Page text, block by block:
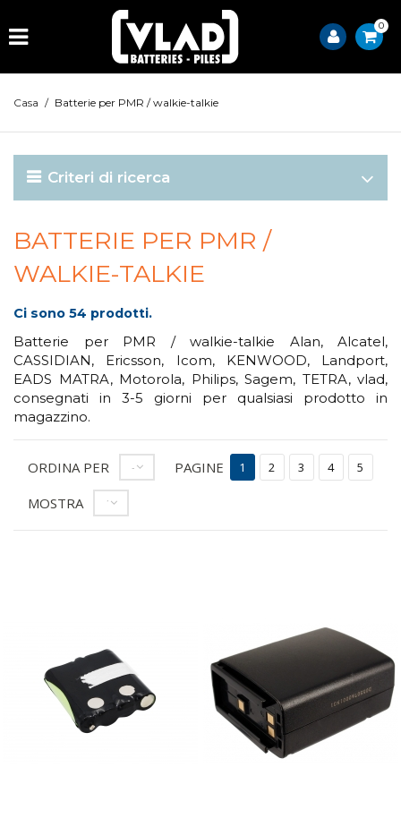
0
Casa / Batterie per PMR / walkie-talkie
Criteri di ricerca
BATTERIE PER PMR /
WALKIE-TALKIE
Ci sono 54 prodotti.
Batterie per PMR / walkie-talkie Alan, Alcatel,
CASSIDIAN, Ericsson, Icom, KENWOOD, Landport,
EADS MATRA, Motorola, Philips, Sagem, TETRA, vlad,
consegnati in 3-5 giorni per qualsiasi prodotto in
magazzino.
ORDINA PER --
MOSTRA 12
PAGINE 1 2 3 4 5